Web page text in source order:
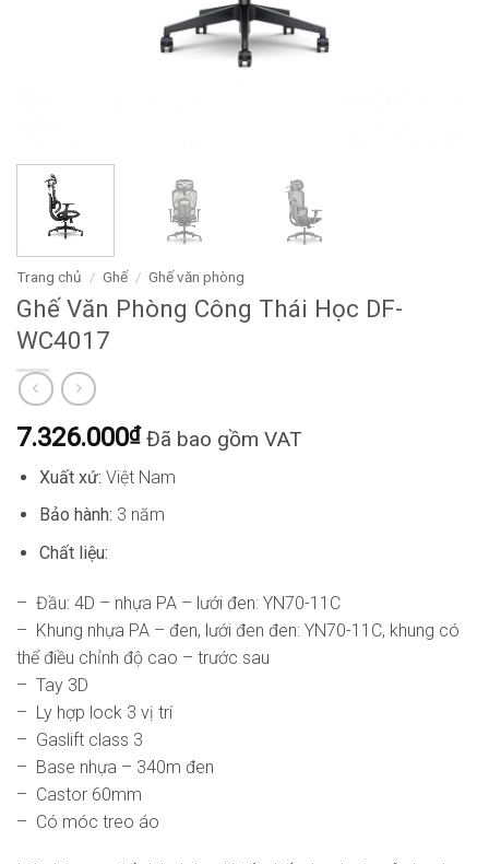
Trang chủ / Ghế / Ghế văn phòng
Ghế Văn Phòng Công Thái Học DF-
WC4017
7.326.000₫ Đã bao gồm VAT
Xuất xứ: Việt Nam
Bảo hành: 3 năm
Chất liệu:
– Đầu: 4D – nhựa PA – lưới đen: YN70-11C
– Khung nhựa PA – đen, lưới đen đen: YN70-11C, khung có
thể điều chỉnh độ cao – trước sau
– Tay 3D
– Ly hợp lock 3 vị trí
– Gaslift class 3
– Base nhựa – 340m đen
– Castor 60mm
– Có móc treo áo